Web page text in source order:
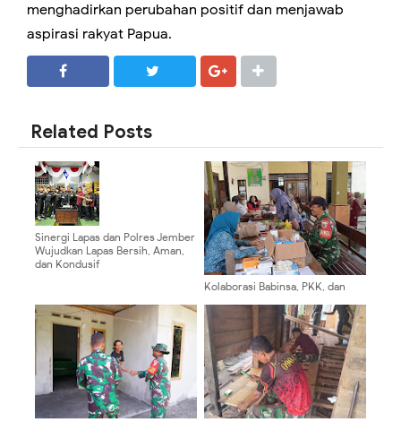
menghadirkan perubahan positif dan menjawab
aspirasi rakyat Papua.
Related Posts
Sinergi Lapas dan Polres Jember
Wujudkan Lapas Bersih, Aman,
dan Kondusif
Kolaborasi Babinsa, PKK, dan
Edukasi Kesehatan Reproduksi